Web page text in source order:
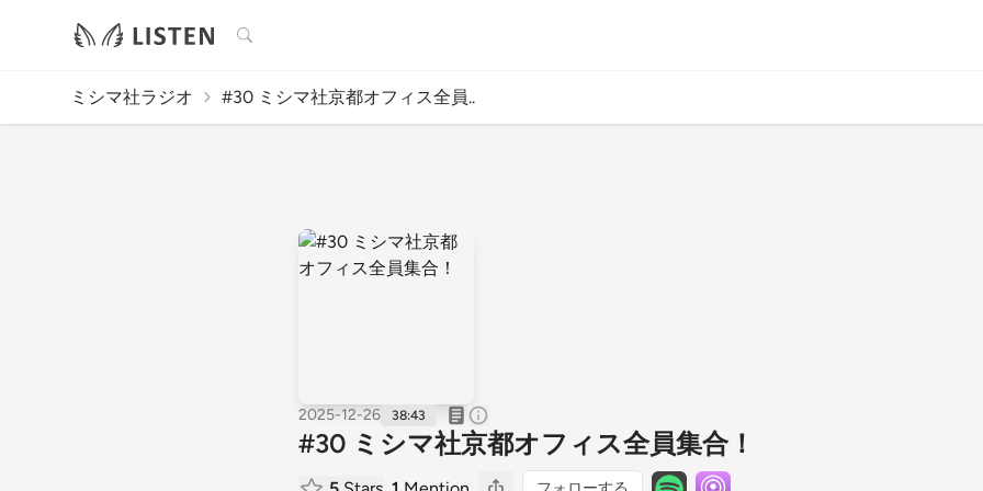
検索
ミシマ社ラジオ #30 ミシマ社京都オフィス全員..
2025-12-26 38:43
#30 ミシマ社京都オフィス全員集合！